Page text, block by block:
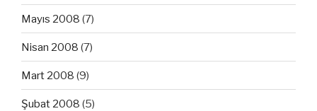
Mayıs 2008 (7)
Nisan 2008 (7)
Mart 2008 (9)
Şubat 2008 (5)